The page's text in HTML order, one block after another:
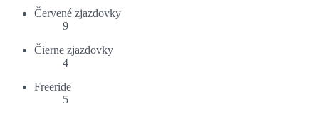
Červené zjazdovky
9
Čierne zjazdovky
4
Freeride
5